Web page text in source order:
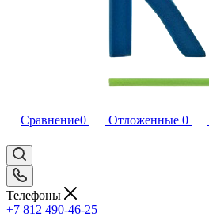
Сравнение0 Отложенные 0
Телефоны
+7 812 490-46-25